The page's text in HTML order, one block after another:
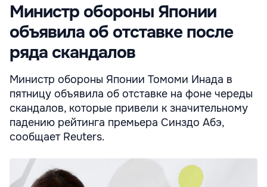
Министр обороны Японии
объявила об отставке после
ряда скандалов
Министр обороны Японии Томоми Инада в
пятницу объявила об отставке на фоне череды
скандалов, которые привели к значительному
падению рейтинга премьера Синздо Абэ,
сообщает Reuters.